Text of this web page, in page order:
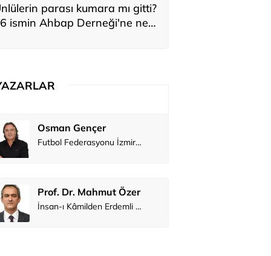
parası kumara mı gitti?
ismin Ahbap Derneği'ne ne
Osman Gençer
Futbol Federasyonu İzmirspor’u dinler mi?
Prof. Dr. Mahmut Özer
İnsan-ı Kâmilden Erdemli Şehre: İslam Düşüncesinde Adalet-II